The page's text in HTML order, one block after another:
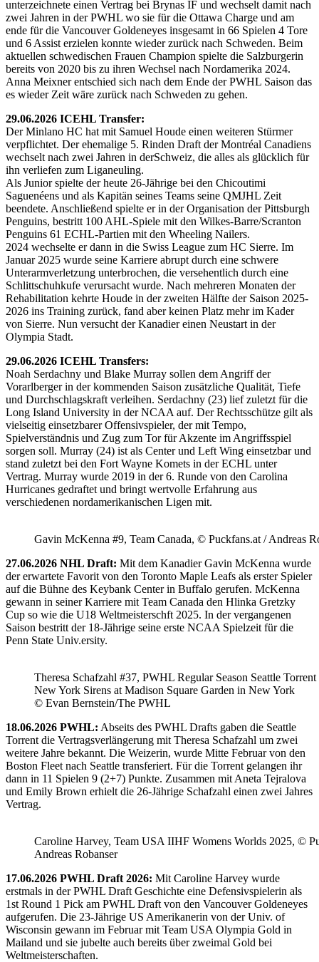
unterzeichnete einen Vertrag bei Brynas IF und wechselt damit nach
zwei Jahren in der PWHL wo sie für die Ottawa Charge und am
ende für die Vancouver Goldeneyes insgesamt in 66 Spielen 4 Tore
und 6 Assist erzielen konnte wieder zurück nach Schweden. Beim
aktuellen schwedischen Frauen Champion spielte die Salzburgerin
bereits von 2020 bis zu ihren Wechsel nach Nordamerika 2024.
Anna Meixner entschied sich nach dem Ende der PWHL Saison das
es wieder Zeit wäre zurück nach Schweden zu gehen.
29.06.2026 ICEHL Transfer:
Der Minlano HC hat mit Samuel Houde einen weiteren Stürmer
verpflichtet. Der ehemalige 5. Rinden Draft der Montréal Canadiens
wechselt nach zwei Jahren in derSchweiz, die alles als glücklich für
ihn verliefen zum Liganeuling.
Als Junior spielte der heute 26-Jährige bei den Chicoutimi
Saguenéens und als Kapitän seines Teams seine QMJHL Zeit
beendete. Anschließend spielte er in der Organisation der Pittsburgh
Penguins, bestritt 100 AHL-Spiele mit den Wilkes-Barre/Scranton
Penguins 61 ECHL-Partien mit den Wheeling Nailers.
2024 wechselte er dann in die Swiss League zum HC Sierre. Im
Januar 2025 wurde seine Karriere abrupt durch eine schwere
Unterarmverletzung unterbrochen, die versehentlich durch eine
Schlittschuhkufe verursacht wurde. Nach mehreren Monaten der
Rehabilitation kehrte Houde in der zweiten Hälfte der Saison 2025-
2026 ins Training zurück, fand aber keinen Platz mehr im Kader
von Sierre. Nun versucht der Kanadier einen Neustart in der
Olympia Stadt.
29.06.2026 ICEHL Transfers:
Noah Serdachny und Blake Murray sollen dem Angriff der
Vorarlberger in der kommenden Saison zusätzliche Qualität, Tiefe
und Durchschlagskraft verleihen. Serdachny (23) lief zuletzt für die
Long Island University in der NCAA auf. Der Rechtsschütze gilt als
vielseitig einsetzbarer Offensivspieler, der mit Tempo,
Spielverständnis und Zug zum Tor für Akzente im Angriffsspiel
sorgen soll. Murray (24) ist als Center und Left Wing einsetzbar und
stand zuletzt bei den Fort Wayne Komets in der ECHL unter
Vertrag. Murray wurde 2019 in der 6. Runde von den Carolina
Hurricanes gedraftet und bringt wertvolle Erfahrung aus
verschiedenen nordamerikanischen Ligen mit.
Gavin McKenna #9, Team Canada, © Puckfans.at / Andreas
27.06.2026 NHL Draft: Mit dem Kanadier Gavin McKenna wurde
der erwartete Favorit von den Toronto Maple Leafs als erster Spieler
auf die Bühne des Keybank Center in Buffalo gerufen. McKenna
gewann in seiner Karriere mit Team Canada den Hlinka Gretzky
Cup so wie die U18 Weltmeisterschft 2025. In der vergangenen
Saison bestritt der 18-Jährige seine erste NCAA Spielzeit für die
Penn State Univ.ersity.
Theresa Schafzahl #37, PWHL Regular Season Seattle Torrent
New York Sirens at Madison Square Garden in New York
© Evan Bernstein/The PWHL
18.06.2026 PWHL: Abseits des PWHL Drafts gaben die Seattle
Torrent die Vertragsverlängerung mit Theresa Schafzahl um zwei
weitere Jahre bekannt. Die Weizerin, wurde Mitte Februar von den
Boston Fleet nach Seattle transferiert. Für die Torrent gelangen ihr
dann in 11 Spielen 9 (2+7) Punkte. Zusammen mit Aneta Tejralova
und Emily Brown erhielt die 26-Jährige Schafzahl einen zwei Jahres
Vertrag.
Caroline Harvey, Team USA IIHF Womens Worlds 2025, ©
Andreas Robanser
17.06.2026 PWHL Draft 2026: Mit Caroline Harvey wurde
erstmals in der PWHL Draft Geschichte eine Defensivspielerin als
1st Round 1 Pick am PWHL Draft von den Vancouver Goldeneyes
aufgerufen. Die 23-Jährige US Amerikanerin von der Univ. of
Wisconsin gewann im Februar mit Team USA Olympia Gold in
Mailand und sie jubelte auch bereits über zweimal Gold bei
Weltmeisterschaften.